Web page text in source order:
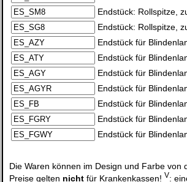
Endstück: Rollspitze,
Endstück: Rollspitze,
Endstück für
Endstück für
Endstück für
Endstück für
Endstück für
Endstück für
Endstück für
Die Waren können im Design und Farbe von
Preise gelten nicht für Krankenkassen! V: